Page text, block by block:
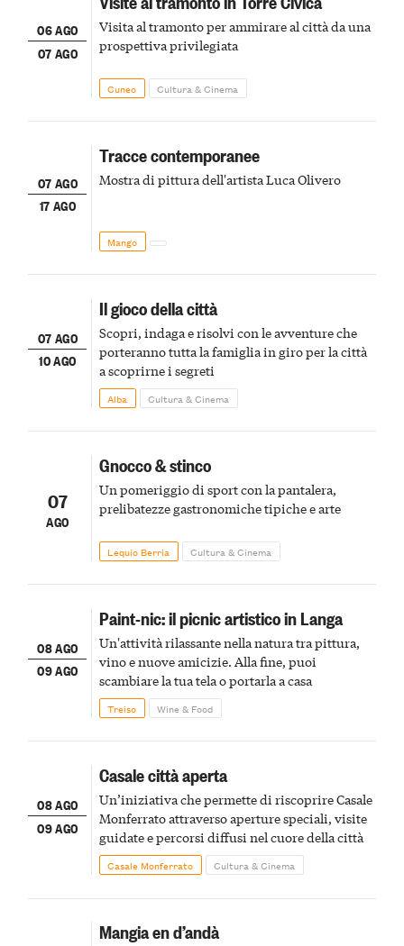
06 AGO
07 AGO
Visita al tramonto per ammirare al città da una
prospettiva privilegiata
Cuneo Cultura & Cinema
07 AGO
17 AGO
Tracce contemporanee
Mostra di pittura dell'artista Luca Olivero
Mango
07 AGO
10 AGO
Il gioco della città
Scopri, indaga e risolvi con le avventure che
porteranno tutta la famiglia in giro per la città
a scoprirne i segreti
Alba Cultura & Cinema
07
AGO
Gnocco & stinco
Un pomeriggio di sport con la pantalera,
prelibatezze gastronomiche tipiche e arte
Lequio Berria Cultura & Cinema
08 AGO
09 AGO
Paint-nic: il picnic artistico in Langa
Un'attività rilassante nella natura tra pittura,
vino e nuove amicizie. Alla fine, puoi
scambiare la tua tela o portarla a casa
Treiso Wine & Food
08 AGO
09 AGO
Casale città aperta
Un’iniziativa che permette di riscoprire Casale
Monferrato attraverso aperture speciali, visite
guidate e percorsi diffusi nel cuore della città
Casale Monferrato Cultura & Cinema
Mangia en d’andà